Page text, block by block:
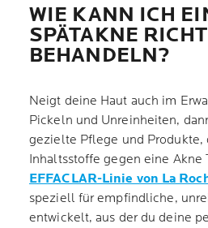
WIE KANN ICH
SPÄTAKNE
BEHANDELN?
Neigt deine Haut auch im
Pickeln und Unreinheiten,
gezielte Pflege und Produkte,
Inhaltsstoffe gegen eine Akne
EFFACLAR-Linie von La
speziell für empfindliche,
entwickelt, aus der du deine